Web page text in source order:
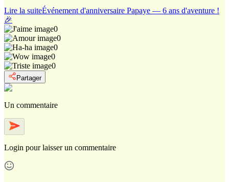
Lire la suiteÉvénement d'anniversaire Papaye — 6 ans d'aventure !
🎉
0
0
0
0
0
Partager
Un commentaire
Login pour laisser un commentaire